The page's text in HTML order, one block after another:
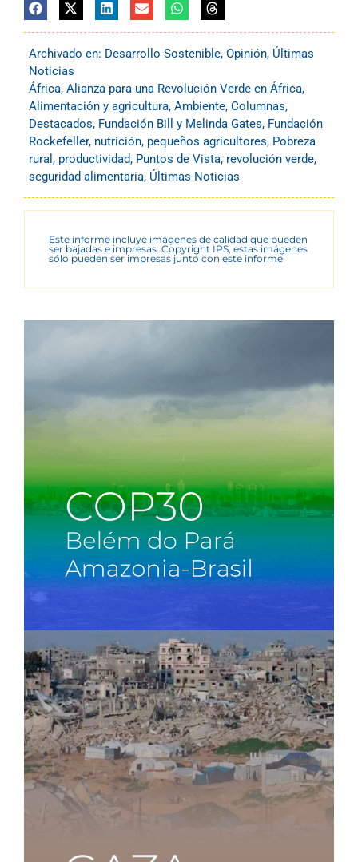
Archivado en: Desarrollo Sostenible, Opinión, Últimas
Noticias
África, Alianza para una Revolución Verde en África,
Alimentación y agricultura, Ambiente, Columnas,
Destacados, Fundación Bill y Melinda Gates, Fundación
Rockefeller, nutrición, pequeños agricultores, Pobreza
rural , productividad, Puntos de Vista, revolución verde,
seguridad alimentaria, Últimas Noticias
Este informe incluye imágenes de calidad que pueden
ser bajadas e impresas. Copyright IPS, estas imágenes
sólo pueden ser impresas junto con este informe